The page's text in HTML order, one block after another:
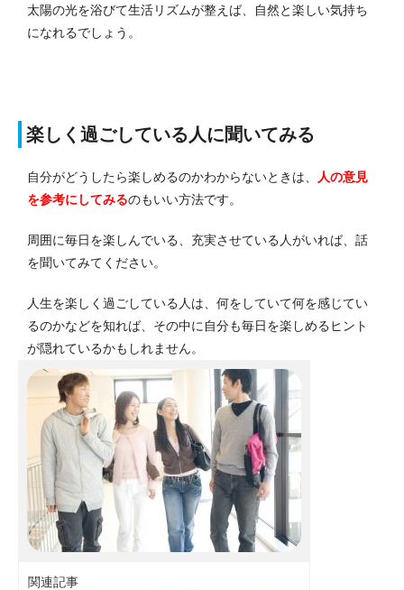
太陽の光を浴びて生活リズムが整えば、自然と楽しい気持ち
になれるでしょう。
楽しく過ごしている人に聞いてみる
自分がどうしたら楽しめるのかわからないときは、
人の意見
を参考にしてみるのもいい方法です。
周囲に毎日を楽しんでいる、充実させている人がいれば、話
を聞いてみてください。
人生を楽しく過ごしている人は、何をしていて何を感じてい
るのかなどを知れば、その中に自分も毎日を楽しめるヒント
が隠れているかもしれません。
関連記事